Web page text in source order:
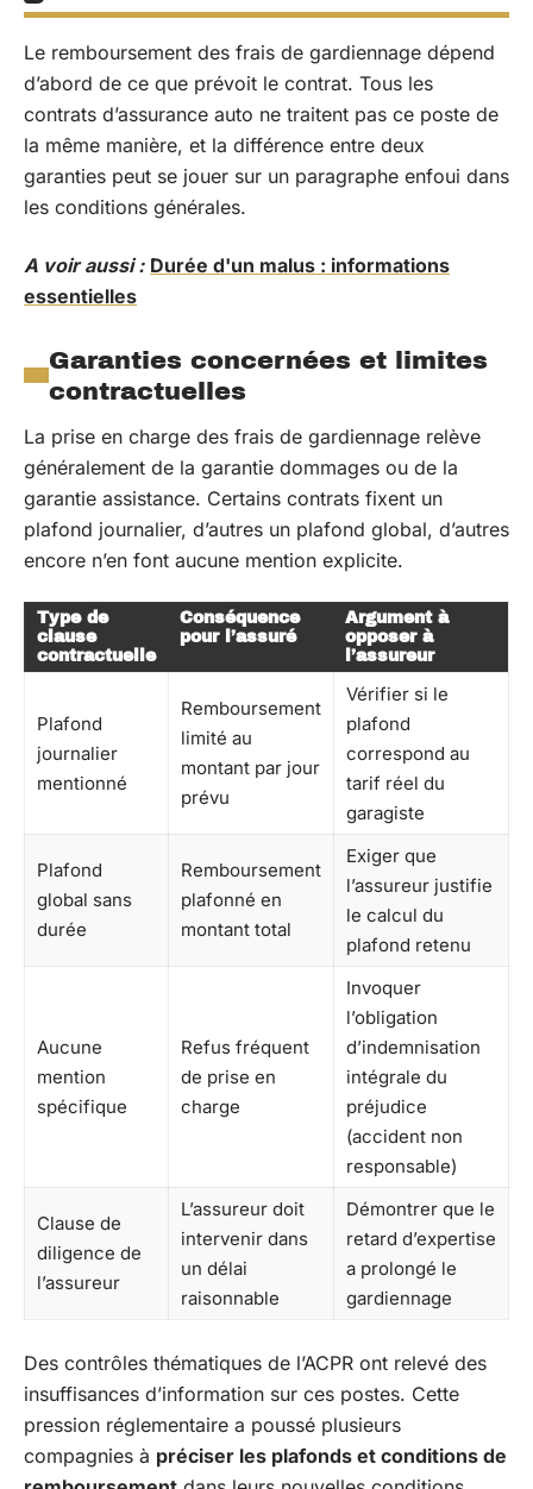
Le remboursement des frais de gardiennage dépend
d’abord de ce que prévoit le contrat. Tous les
contrats d’assurance auto ne traitent pas ce poste de
la même manière, et la différence entre deux
garanties peut se jouer sur un paragraphe enfoui dans
les conditions générales.
A voir aussi : Durée d'un malus : informations
essentielles
Garanties concernées et limites
contractuelles
La prise en charge des frais de gardiennage relève
généralement de la garantie dommages ou de la
garantie assistance. Certains contrats fixent un
plafond journalier, d’autres un plafond global, d’autres
encore n’en font aucune mention explicite.
Type de
clause
contractuelle
Conséquence
pour l’assuré
Argument à
opposer à
l’assureur
Plafond
journalier
mentionné
Remboursement
limité au
montant par jour
prévu
Vérifier si le
plafond
correspond au
tarif réel du
garagiste
Plafond
global sans
durée
Remboursement
plafonné en
montant total
Exiger que
l’assureur justifie
le calcul du
plafond retenu
Aucune
mention
spécifique
Refus fréquent
de prise en
charge
Invoquer
l’obligation
d’indemnisation
intégrale du
préjudice
(accident non
responsable)
Clause de
diligence de
l’assureur
L’assureur doit
intervenir dans
un délai
raisonnable
Démontrer que le
retard d’expertise
a prolongé le
gardiennage
Des contrôles thématiques de l’ACPR ont relevé des
insuffisances d’information sur ces postes. Cette
pression réglementaire a poussé plusieurs
compagnies à préciser les plafonds et conditions de